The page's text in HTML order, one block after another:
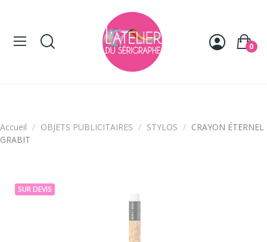
0
Accueil OBJETS PUBLICITAIRES STYLOS
CRAYON ÉTERNEL
GRABIT
SUR DEVIS